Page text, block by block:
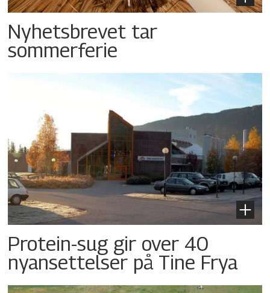
Nyhetsbrevet tar
sommerferie
Protein-sug gir over 40
nyansettelser på Tine Frya